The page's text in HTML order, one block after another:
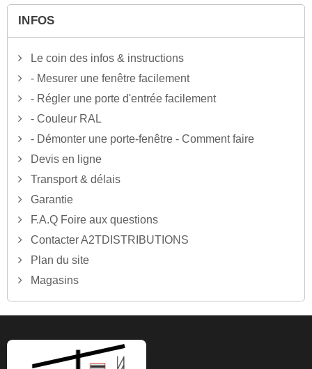
INFOS
Le coin des infos & instructions
- Mesurer une fenêtre facilement
- Régler une porte d'entrée facilement
- Couleur RAL
- Démonter une porte-fenêtre - Comment faire
Devis en ligne
Transport & délais
Garantie
F.A.Q Foire aux questions
Contacter A2TDISTRIBUTIONS
Plan du site
Magasins